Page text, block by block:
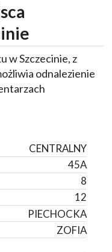
w Szczecinie, z
odnalezienie
CENTRALNY
45A
8
12
PIECHOCKA
ZOFIA